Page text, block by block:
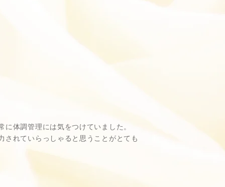
体調管理には気をつけていました。
されていらっしゃると思うことがとても